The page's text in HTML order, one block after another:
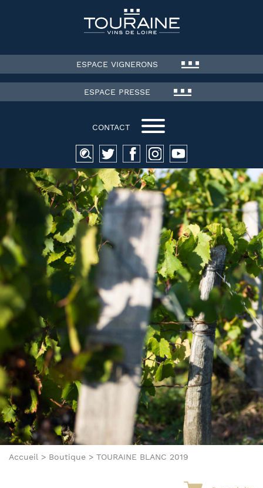
ESPACE VIGNERONS
ESPACE PRESSE
CONTACT
Recherche
pour :
Accueil > Boutique > TOURAINE BLANC 2019